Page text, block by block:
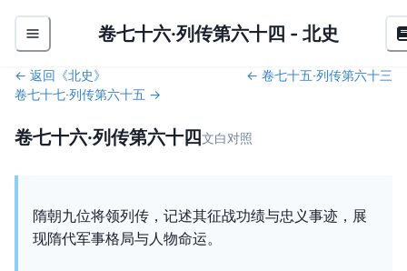
卷七十六·列传第六十四 - 北史
← 返回《北史》 ← 卷七十五·列传第六十三
卷七十七·列传第六十五 →
卷七十六·列传第六十四文白对照
隋朝九位将领列传，记述其征战功绩与忠义事迹，展
现隋代军事格局与人物命运。